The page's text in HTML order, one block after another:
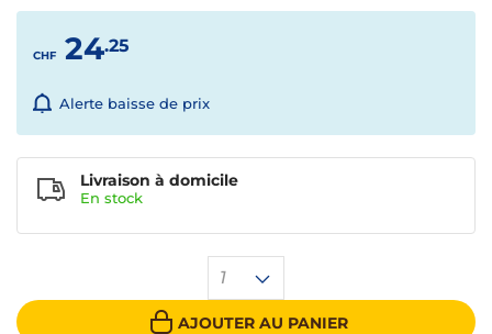
CHF 24.25
Alerte baisse de prix
1
AJOUTER AU PANIER
Livraison à domicile
En stock